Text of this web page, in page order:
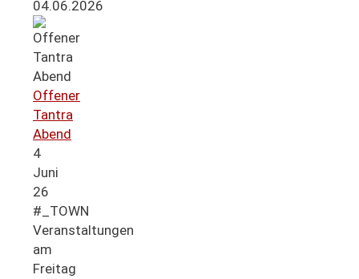
04.06.2026
Offener
Tantra
Abend
4
Juni
26
#_TOWN
Veranstaltungen
am
Freitag